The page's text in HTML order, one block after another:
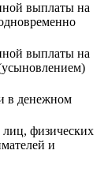
выплаты на
выплаты на
в денежном
лиц, физических
и